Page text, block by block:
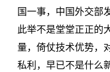
国一事，中国外交部
此举不是堂堂正正的
量，倚仗技术优势，
私利，早已不是什么